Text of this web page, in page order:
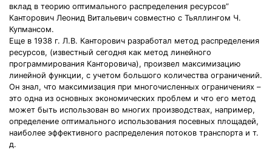
вклад в теорию оптимального распределения ресурсов”
Канторович Леонид Витальевич совместно с Тьяллингом Ч.
Купмансом.
Еще в 1938 г. Л.В. Канторович разработал метод распределения
ресурсов, (известный сегодня как метод линейного
программирования Канторовича), произвел максимизацию
линейной функции, с учетом большого количества ограничений.
Он знал, что максимизация при многочисленных ограничениях –
это одна из основных экономических проблем и что его метод
может быть использован во многих производствах, например,
определение оптимального использования посевных площадей,
наиболее эффективного распределения потоков транспорта и т.
д.